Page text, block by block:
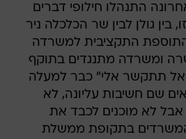
התנהלו חילופי דברים
בין גולן לבין שר הכלכלה ניר
התקציבית למשרדה
ומשרדה מתנגדים בתוקף
תתקשר אלי" כבר למעלה
שם חשיבות עליונה, לא
לא מוכנים לכבד את
בתקופת ממשלת